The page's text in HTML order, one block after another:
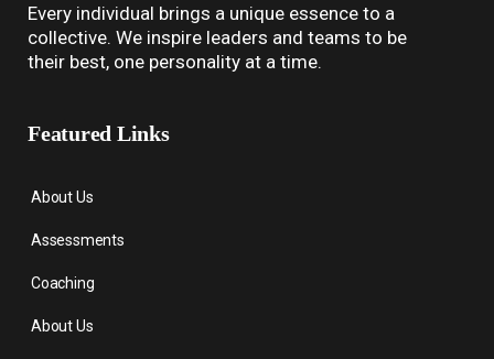
Every individual brings a unique essence to a
collective. We inspire leaders and teams to be
their best, one personality at a time.
Featured Links
About Us
Assessments
Coaching
About Us